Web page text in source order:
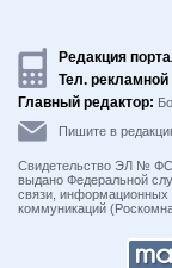
Редакция
Тел.
Главный редактор:
Пишите в
Свидетельство ЭЛ № ФС
выдано Федеральной
связи, информационных
коммуникаций